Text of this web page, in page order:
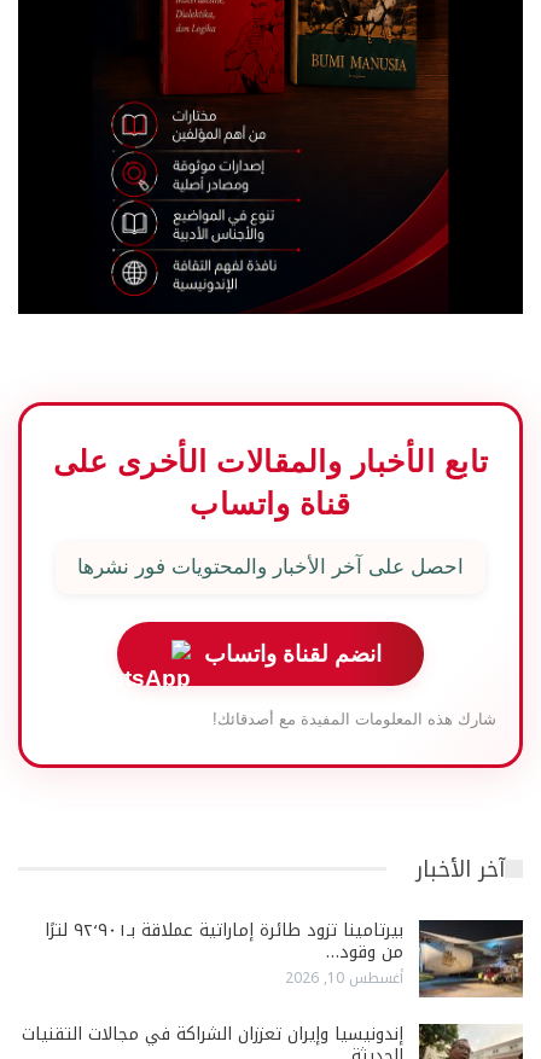
تابع الأخبار والمقالات الأخرى على
قناة واتساب
احصل على آخر الأخبار والمحتويات فور نشرها
انضم لقناة واتساب
شارك هذه المعلومات المفيدة مع أصدقائك!
آخر الأخبار
بيرتامينا تزود طائرة إماراتية عملاقة بـ٩٢٬٩٠١ لترًا
من وقود…
أغسطس 10, 2026
إندونيسيا وإيران تعززان الشراكة في مجالات التقنيات